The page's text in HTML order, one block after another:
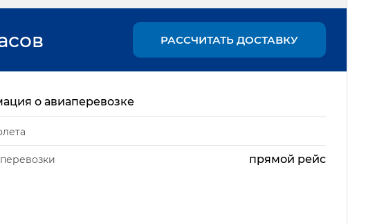
РАССЧИТАТЬ ДОСТАВКУ
о авиаперевозке
прямой рейс